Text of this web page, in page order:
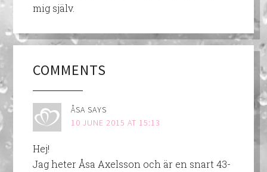
mig själv.
COMMENTS
ÅSA SAYS
10 JUNE 2015 AT 15:13
Hej!
Jag heter Åsa Axelsson och är en snart 43-